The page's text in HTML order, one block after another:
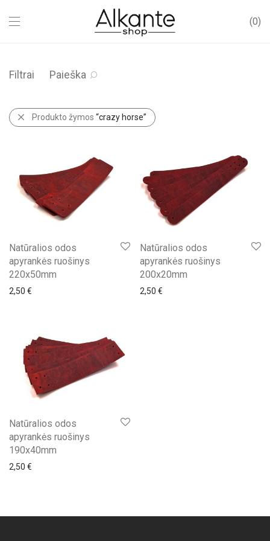
0
Filtrai Paieška
Produkto žymos “crazy horse”
Natūralios odos
apyrankės ruošinys
220x50mm
2,50 €
Natūralios odos
apyrankės ruošinys
200x20mm
2,50 €
Natūralios odos
apyrankės ruošinys
190x40mm
2,50 €